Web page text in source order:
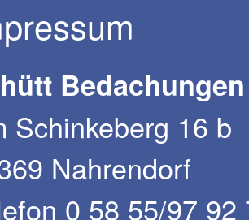
Bedachungen
Schinkeberg 16 b
Nahrendorf
0 58 55/97 92